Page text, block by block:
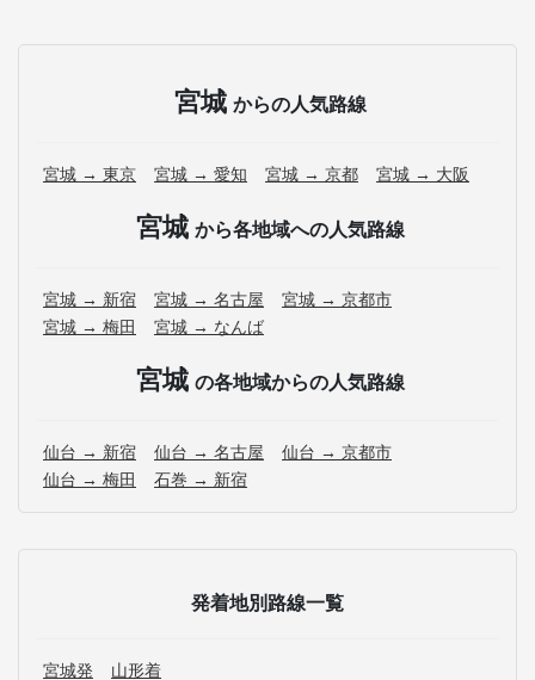
宮城 からの人気路線
宮城 → 東京 宮城 → 愛知 宮城 → 京都 宮城 → 大阪
宮城 から各地域への人気路線
宮城 → 新宿 宮城 → 名古屋
宮城 → 京都市
宮城 → 梅田
宮城 → なんば
宮城 の各地域からの人気路線
仙台 → 新宿 仙台 → 名古屋
仙台 → 京都市
仙台 → 梅田
石巻 → 新宿
発着地別路線一覧
宮城発 山形着